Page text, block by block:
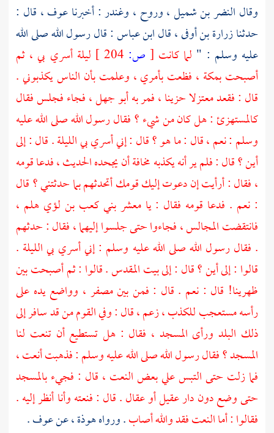
وقال النضر بن شميل ،وروح ، وغندر: أخبرناعوف ، قال :
حدثنازرارة بن أوفى ،قالابن عباس: قال رسول الله صلى الله
عليه وسلم : " لما كانت [ ص:
ليلة أسري بي ، ثم
أصبحتبمكة ، فظعت بأمري ، وعلمت بأن الناس يكذبوني .
قال : فقعد معتزلا حزينا ، فمر بهأبو جهل ،فجاء فجلس فقال
كالمستهزئ : هل كان من شيء ؟ فقال رسول الله صلى الله عليه
وسلم : نعم ، قال : ما هو ؟ قال : إني أسري بي الليلة . قال : إلى
أين ؟ قال : فلم ير أنه يكذبه مخافة أن يجحده الحديث ، فدعا قومه
، فقال : أرأيت إن دعوت إليك قومك أتحدثهم بما حدثتني ؟ قال
: نعم . فدعا قومه فقال : يا معشربني كعب بن لؤي هلم ،
فانتقضت المجالس ، فجاءوا حتى جلسوا إليهما ، فقال : حدثهم
. فقال رسول الله صلى الله عليه وسلم : إني أسري بي الليلة .
قالوا : إلى أين ؟ قال : إلىبيت المقدس. قالوا : ثم أصبحت بين
ظهرينا! قال : نعم . قال : فمن بين مصفر ، وواضع يده على
رأسه مستعجب للكذب ، زعم ، قال : وفي القوم من قد سافر إلى
ذلك البلد ورأى المسجد ، فقال : هل تستطيع أن تنعت لنا
المسجد ؟ فقال رسول الله صلى الله عليه وسلم : فذهبت أنعت ،
فما زلت حتى التبس علي بعض النعت ، قال : فجيء بالمسجد
حتى وضع دون دارعقيل أو عقال. قال : فنعته وأنا أنظر إليه .
فقالوا : أما النعت فقد والله أصاب. ورواههوذة ،عنعوف.